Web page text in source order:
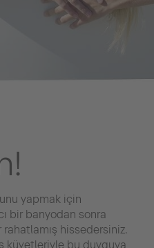
yapmak için
bir banyodan sonra
hissedersiniz.
küvetleriyle bu duyguya